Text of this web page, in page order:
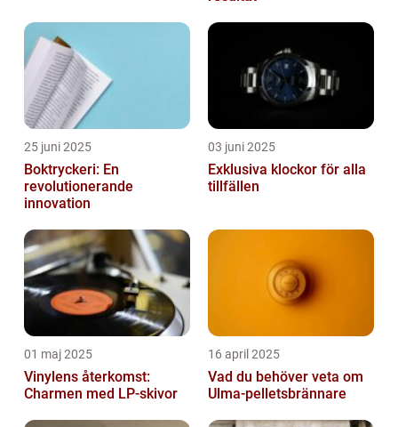
25 juni 2025
Boktryckeri: En
revolutionerande
innovation
03 juni 2025
Exklusiva klockor för alla
tillfällen
01 maj 2025
Vinylens återkomst:
Charmen med LP-skivor
16 april 2025
Vad du behöver veta om
Ulma-pelletsbrännare